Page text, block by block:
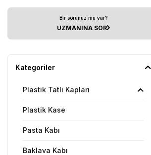
Bir sorunuz mu var?
UZMANINA SOR
Kategoriler
Plastik Tatlı Kapları
Plastik Kase
Pasta Kabı
Baklava Kabı